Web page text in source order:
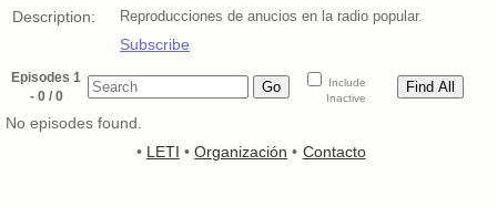
Description:
Reproducciones de anucios en la radio popular.
Subscribe
Episodes 1
- 0 / 0
Include
Inactive
No episodes found.
• LETI • Organización • Contacto